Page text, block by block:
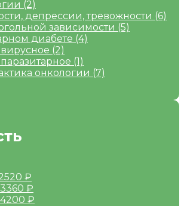
(2)
депрессии, тревожности (6)
зависимости (5)
диабете (4)
(2)
(1)
онкологии (7)
₽
3360 ₽
4200 ₽